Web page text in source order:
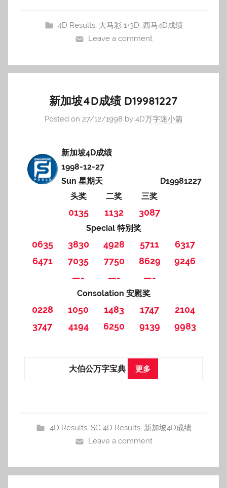
4D Results, 大马彩 1+3D,西马4D成绩
Leave a comment
新加坡4D成绩 D19981227
Posted on 27/12/1998 by 4D万字迷小篇
新加坡4D成绩
1998-12-27
Sun 星期天
D19981227
头奖
二奖 三奖
0135 1132 3087
Special 特别奖
0635 3830 4928 5711
6317
6471
7035 7750 8629
9246
—-
—- —-
Consolation 安慰奖
0228 1050 1483 1747
2104
3747
4194 6250 9139 9983
大伯公万字宝典 更多
4D Results, SG 4D Results, 新加坡4D成绩
Leave a comment